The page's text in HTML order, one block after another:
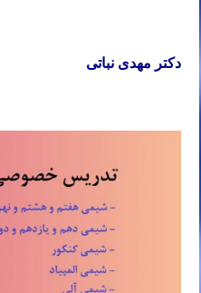
دکتر مهدی نباتی